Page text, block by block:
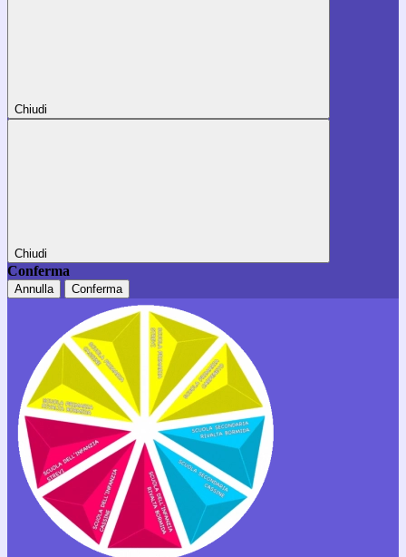
Chiudi
Chiudi
Conferma
Annulla Conferma